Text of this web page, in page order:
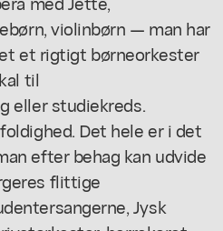
violinbørn — man har
et rigtigt børneorkester
til
eller studiekreds.
Det hele er i det
efter behag kan udvide
flittige
Jysk